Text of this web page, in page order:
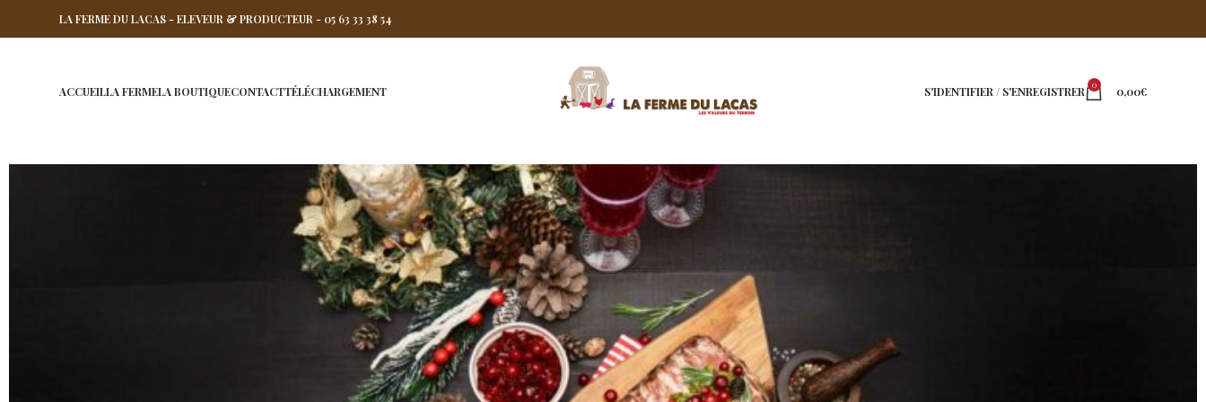
LA FERME DU LACAS - ELEVEUR & PRODUCTEUR - 05 63 33 38 54
ACCUEILLA FERMELA BOUTIQUECONTACTTÉLÉCHARGEMENT S'IDENTIFIER / S'ENREGISTRER 0 0,00€